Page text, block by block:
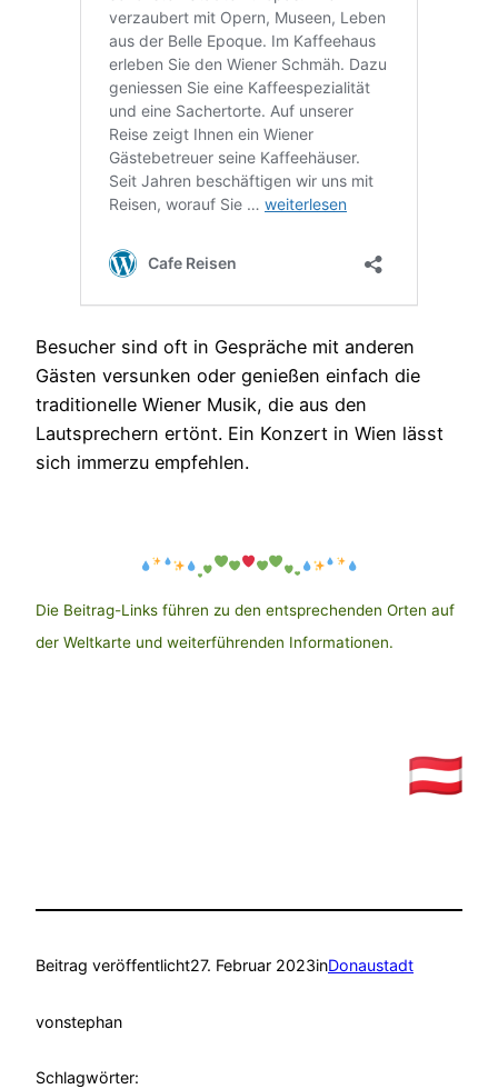
Besucher sind oft in Gespräche mit anderen
Gästen versunken oder genießen einfach die
traditionelle Wiener Musik, die aus den
Lautsprechern ertönt. Ein Konzert in Wien lässt
sich immerzu empfehlen.
Die Beitrag-Links führen zu den entsprechenden Orten auf
der Weltkarte und weiterführenden Informationen.
Beitrag veröffentlicht27. Februar 2023inDonaustadt
vonstephan
Schlagwörter: